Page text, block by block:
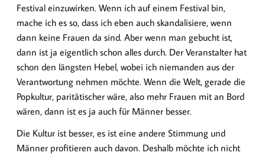
Festival einzuwirken. Wenn ich auf einem Festival bin,
mache ich es so, dass ich eben auch skandalisiere, wenn
dann keine Frauen da sind. Aber wenn man gebucht ist,
dann ist ja eigentlich schon alles durch. Der Veranstalter hat
schon den längsten Hebel, wobei ich niemanden aus der
Verantwortung nehmen möchte. Wenn die Welt, gerade die
Popkultur, paritätischer wäre, also mehr Frauen mit an Bord
wären, dann ist es ja auch für Männer besser.
Die Kultur ist besser, es ist eine andere Stimmung und
Männer profitieren auch davon. Deshalb möchte ich nicht